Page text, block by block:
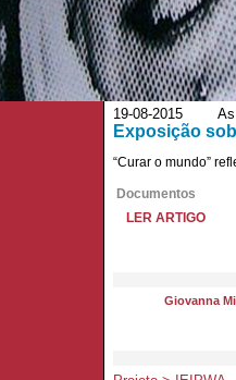
19-08-2015 As
Exposição
“Curar o mundo”
Documentos
LER ARTIGO
Giovanna